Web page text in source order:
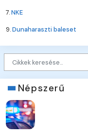
7.NKE
9.Dunaharaszti baleset
Népszerű